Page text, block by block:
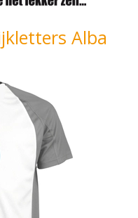
Alba